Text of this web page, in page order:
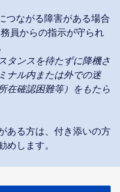
つながる障害がある場合
員からの指示が守られ
タンスを待たずに降機さ
ナル内または外での迷
在確認困難等）をもたら
ある方は、付き添いの方
めします。